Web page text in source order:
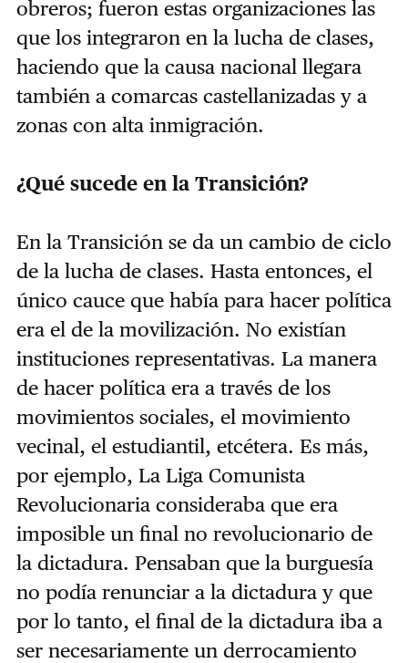
obreros; fueron estas organizaciones las
que los integraron en la lucha de clases,
haciendo que la causa nacional llegara
también a comarcas castellanizadas y a
zonas con alta inmigración.
¿Qué sucede en la Transición?
En la Transición se da un cambio de ciclo
de la lucha de clases. Hasta entonces, el
único cauce que había para hacer política
era el de la movilización. No existían
instituciones representativas. La manera
de hacer política era a través de los
movimientos sociales, el movimiento
vecinal, el estudiantil, etcétera. Es más,
por ejemplo, La Liga Comunista
Revolucionaria consideraba que era
imposible un final no revolucionario de
la dictadura. Pensaban que la burguesía
no podía renunciar a la dictadura y que
por lo tanto, el final de la dictadura iba a
ser necesariamente un derrocamiento